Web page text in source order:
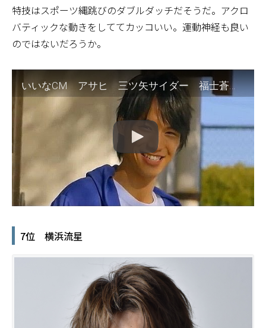
特技はスポーツ縄跳びのダブルダッチだそうだ。アクロ
バティックな動きをしててカッコいい。運動神経も良い
のではないだろうか。
いいなCM アサヒ 三ツ矢サイダー 福士蒼汰 2本立て
7位 横浜流星